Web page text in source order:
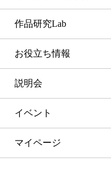
作品研究Lab
お役立ち情報
説明会
イベント
マイページ